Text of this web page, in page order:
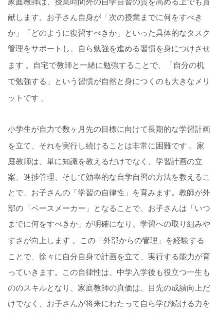
家庭教師は、授業時間外の自学自習の質を高める上でも貢
献します。お子さん自身が「次の授業までに何をすべき
か」「どのように復習すべきか」といった具体的なタスク
管理をサポートし、自ら勉強を進める習慣を身につけさせ
ます 。自宅で教師と一緒に勉強することで、「自分の机
で勉強する」という習慣が自然と身につくのも大きなメリ
ットです 。
小学生が自力で数ヶ月先の目標に向けて長期的な学習計画
を立て、それを実行し続けることは非常に困難です 。家
庭教師は、単に知識を教えるだけでなく、学習計画の立
案、進捗管理、そして効率的な自学自習の方法を教えるこ
とで、お子さんの「学習の自律性」を育みます。教師が外
部の「ペースメーカー」となることで、お子さんは「いつ
までに何をすべきか」が明確になり、学習への取り組みや
すさが向上します 。この「外部からの管理」を経験する
ことで、徐々に自分自身で計画を立て、実行する能力が育
っていきます。この自律性は、中学入学後も役立つ一生も
ののスキルとなり、家庭教師の真価は、目先の成績向上だ
けでなく、お子さんが将来にわたって自ら学び続ける力を